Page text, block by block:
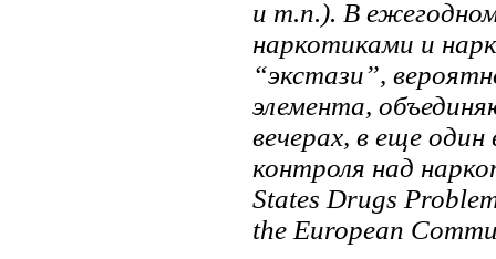
и т.п.). В
наркотиками и
“экстази”,
элемента,
вечерах, в еще
контроля над
States Drugs
the European